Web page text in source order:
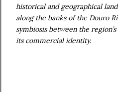
historical and geographical
along the banks of the Douro
symbiosis between the
its commercial identity.